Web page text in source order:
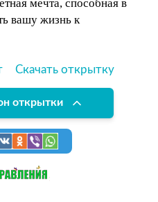
мечта, способная в
вашу жизнь к
Скачать открытку
открытки